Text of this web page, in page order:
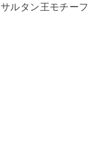
ルタン王モチーフ